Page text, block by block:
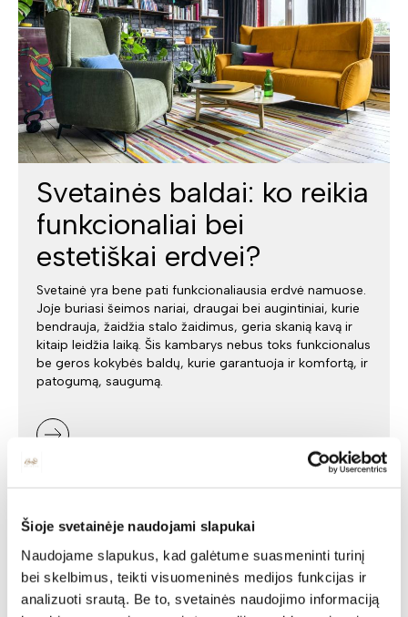
Šioje svetainėje naudojami slapukai
Naudojame slapukus, kad galėtume suasmeninti turinį
bei skelbimus, teikti visuomeninės medijos funkcijas ir
analizuoti srautą. Be to, svetainės naudojimo informaciją
Svetainės baldai: ko reikia
funkcionaliai bei
estetiškai erdvei?
Svetainė yra bene pati funkcionaliausia erdvė namuose.
Joje buriasi šeimos nariai, draugai bei augintiniai, kurie
bendrauja, žaidžia stalo žaidimus, geria skanią kavą ir
kitaip leidžia laiką. Šis kambarys nebus toks funkcionalus
be geros kokybės baldų, kurie garantuoja ir komfortą, ir
patogumą, saugumą.